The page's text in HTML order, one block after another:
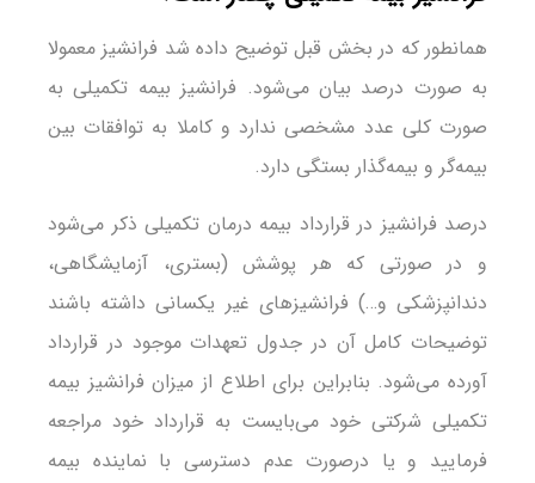
همانطور که در بخش قبل توضیح داده شد فرانشیز معمولا
به صورت درصد بیان می‌شود. فرانشیز بیمه تکمیلی به
صورت کلی عدد مشخصی ندارد و کاملا به توافقات بین
بیمه‌گر و بیمه‌گذار بستگی دارد.
درصد فرانشیز در قرارداد بیمه درمان تکمیلی ذکر می‌شود
و در صورتی که هر پوشش (بستری، آزمایشگاهی،
دندانپزشکی و…) فرانشیزهای غیر یکسانی داشته باشند
توضیحات کامل آن در جدول تعهدات موجود در قرارداد
آورده می‌شود. بنابراین برای اطلاع از میزان فرانشیز بیمه
تکمیلی شرکتی خود می‌بایست به قرارداد خود مراجعه
فرمایید و یا درصورت عدم دسترسی با نماینده بیمه